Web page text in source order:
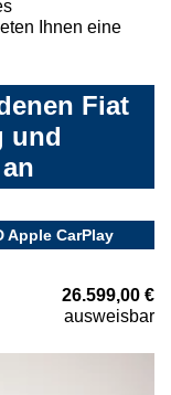
Ihnen eine
Fiat
und
Apple CarPlay
26.599,00 €
ausweisbar